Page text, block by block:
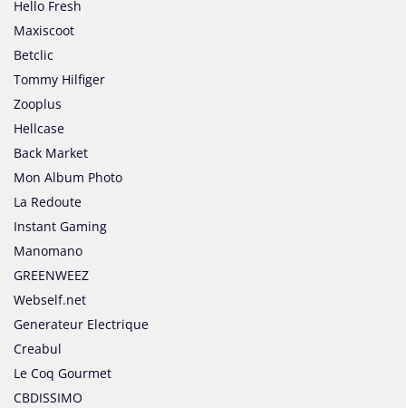
Hello Fresh
Maxiscoot
Betclic
Tommy Hilfiger
Zooplus
Hellcase
Back Market
Mon Album Photo
La Redoute
Instant Gaming
Manomano
GREENWEEZ
Webself.net
Generateur Electrique
Creabul
Le Coq Gourmet
CBDISSIMO